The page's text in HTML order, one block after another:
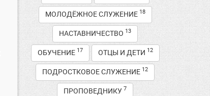
МОЛОДЁЖНОЕ СЛУЖЕНИЕ 18
НАСТАВНИЧЕСТВО 13
ОБУЧЕНИЕ 17 ОТЦЫ И ДЕТИ 12
ПОДРОСТКОВОЕ СЛУЖЕНИЕ 12
ПРОПОВЕДНИКУ 7